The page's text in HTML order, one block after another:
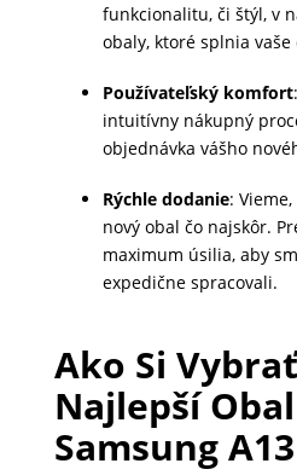
KANCELÁRIA
KRÁSA
ZDRAVIE
funkcionalitu, či štýl, v
obaly, ktoré splnia
Používateľský komfort
intuitívny nákupný
objednávka vášho
Rýchle dodanie:
nový obal čo najskôr.
maximum úsilia, aby
expedične spracovali.
Ako Si
Najlepší
Samsung A13